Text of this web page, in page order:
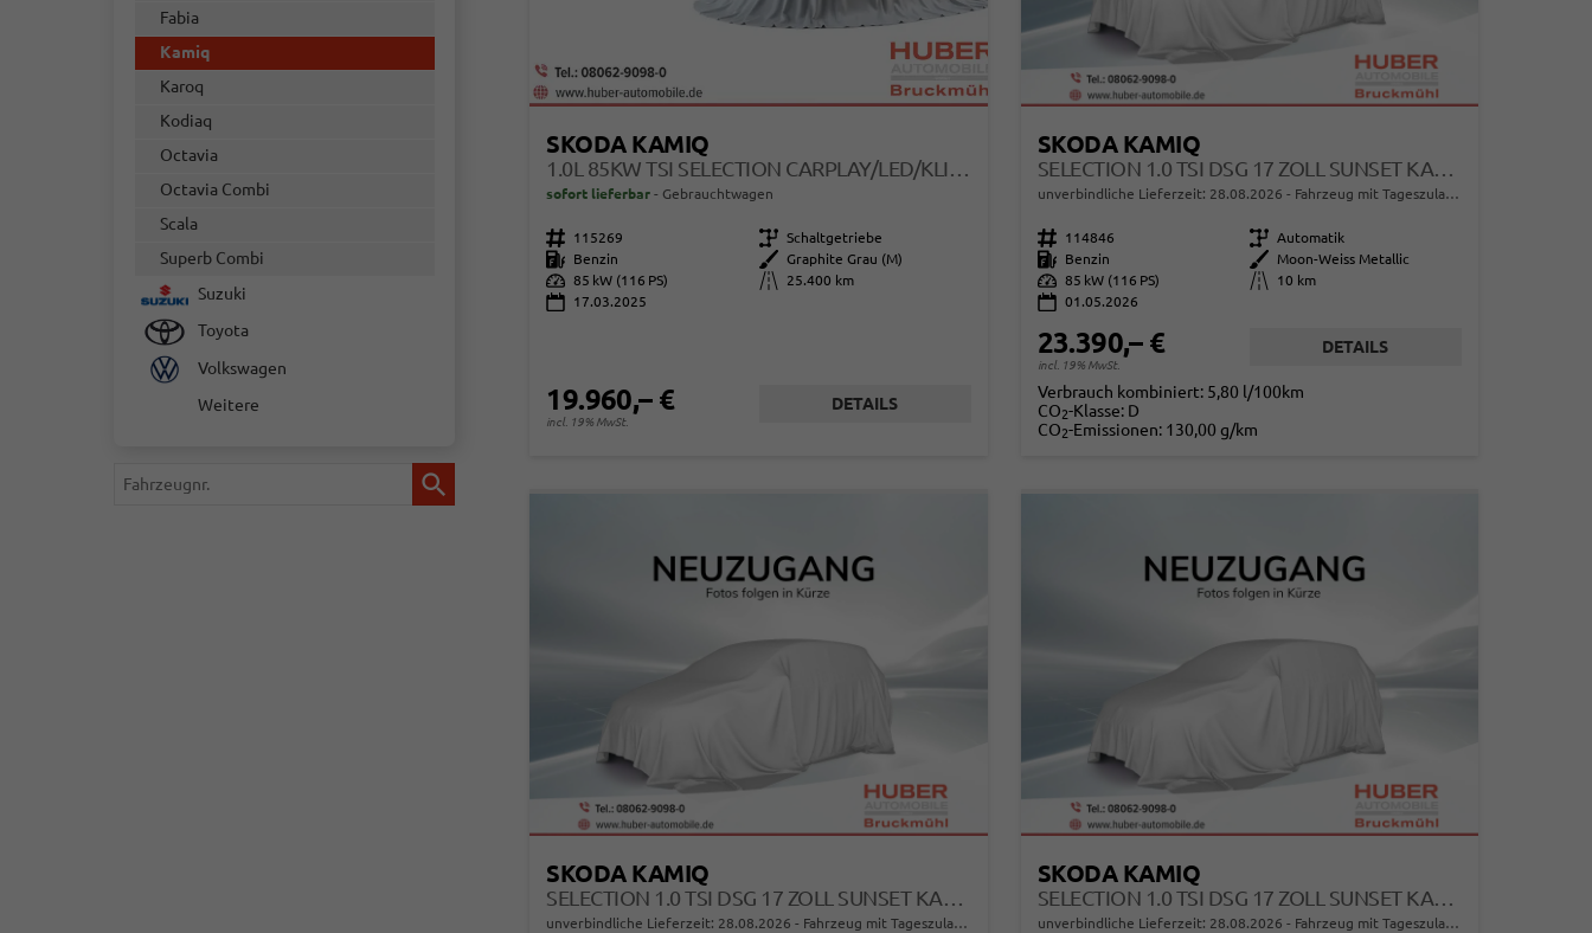
SKODA KAMIQ
sofort lieferbar Gebrauchtwagen
Fahrzeugnr. 115269 Getriebe Schaltgetriebe
Kraftstoff
Benzin Außenfarbe
Graphite Grau (M)
Leistung 85 kW (116 PS) Kilometerstand
25.400 km
17.03.2025
19.960,– €
incl. 19% MwSt.
DETAILS
SKODA KAMIQ
unverbindliche Lieferzeit: 28.08.2026 Fahrzeug mit Tageszulassung
Fahrzeugnr. 114846 Getriebe
Automatik
Kraftstoff
Benzin Außenfarbe
Moon-Weiss Metallic
Leistung 85 kW (116 PS) Kilometerstand
10 km
01.05.2026
23.390,– €
incl. 19% MwSt.
DETAILS
Verbrauch kombiniert: 5,80 l/100km
CO2-Klasse: D
CO2-Emissionen: 130,00 g/km
SKODA KAMIQ
SELECTION 1.0 TSI DSG 17 ZOLL SUNSET KAMERA PDC V+H
unverbindliche Lieferzeit: 28.08.2026 Fahrzeug mit Tageszulassung
SKODA KAMIQ
SELECTION 1.0 TSI DSG 17 ZOLL SUNSET KAMERA PDC V+H
unverbindliche Lieferzeit: 28.08.2026 Fahrzeug mit Tageszulassung
Fabia
Kamiq
Karoq
Kodiaq
Octavia
Octavia Combi
Scala
Superb Combi
Suzuki
Toyota
Volkswagen
Weitere
Fahrzeugnr.